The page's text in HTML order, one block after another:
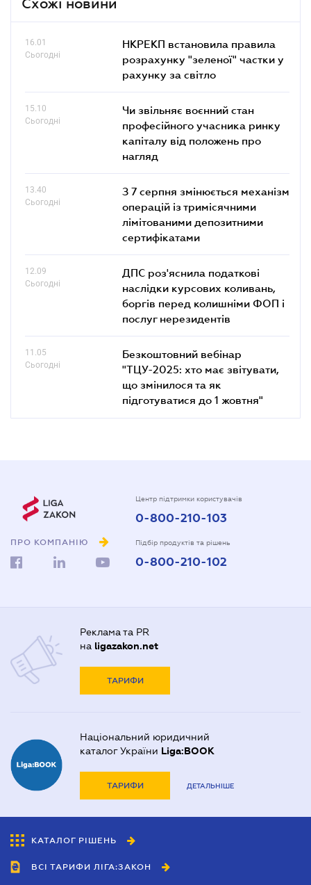
Схожі новини
16.01
Сьогодні
НКРЕКП встановила правила
розрахунку "зеленої" частки у
рахунку за світло
15.10
Сьогодні
Чи звільняє воєнний стан
професійного учасника ринку
капіталу від положень про
нагляд
13.40
Сьогодні
З 7 серпня змінюється механізм
операцій із тримісячними
лімітованими депозитними
сертифікатами
12.09
Сьогодні
ДПС роз'яснила податкові
наслідки курсових коливань,
боргів перед колишніми ФОП і
послуг нерезидентів
11.05
Сьогодні
Безкоштовний вебінар
"ТЦУ-2025: хто має звітувати,
що змінилося та як
підготуватися до 1 жовтня"
ПРО КОМПАНІЮ
Центр підтримки користувачів
0-800-210-103
Підбір продуктів та рішень
0-800-210-102
Реклама та PR
на ligazakon.net
ТАРИФИ
Національний юридичний
каталог України Liga:BOOK
ТАРИФИ ДЕТАЛЬНІШЕ
КАТАЛОГ РІШЕНЬ
ВСІ ТАРИФИ ЛІГА:ЗАКОН